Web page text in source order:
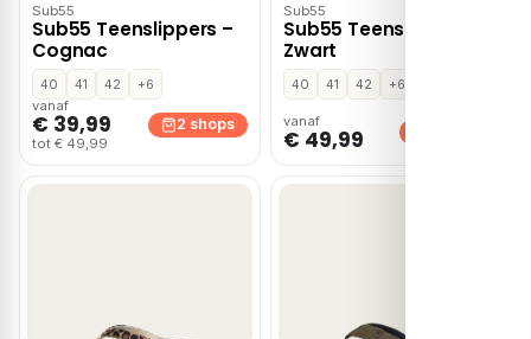
Sub55
Sub55 Teenslippers –
Cognac
40 41 42
+6
vanaf
€ 39,99
tot € 49,99
2 shops
Sub55
Sub55 Teenslippers –
Zwart
40 41 42 +6
vanaf
€ 49,99